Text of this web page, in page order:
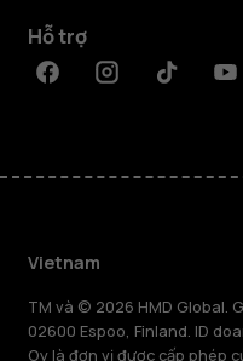
Hỗ trợ
FacebookInstagramTiktok
Vietnam
TM và © 2026 HMD Global.
02600 Espoo, Finland. ID
Oy là đơn vị được cấp phép